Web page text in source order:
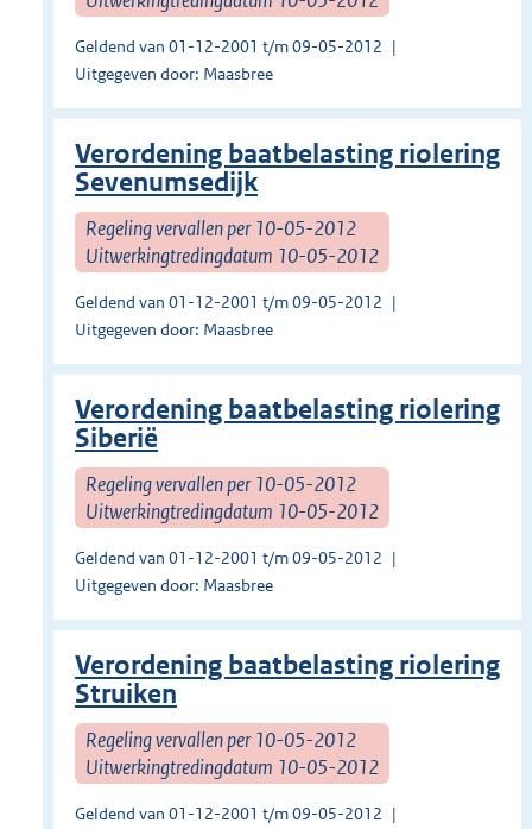
Geldend van 01-12-2001 t/m 09-05-2012
Uitgegeven door: Maasbree
Verordening baatbelasting riolering
Sevenumsedijk
Regeling vervallen per 10-05-2012
Uitwerkingtredingdatum 10-05-2012
Geldend van 01-12-2001 t/m 09-05-2012
Uitgegeven door: Maasbree
Verordening baatbelasting riolering
Siberië
Regeling vervallen per 10-05-2012
Uitwerkingtredingdatum 10-05-2012
Geldend van 01-12-2001 t/m 09-05-2012
Uitgegeven door: Maasbree
Verordening baatbelasting riolering
Struiken
Regeling vervallen per 10-05-2012
Uitwerkingtredingdatum 10-05-2012
Geldend van 01-12-2001 t/m 09-05-2012